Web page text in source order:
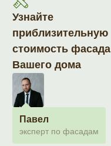
Узнайте
приблизительную
стоимость фасада
Вашего дома
Павел
эксперт по фасадам